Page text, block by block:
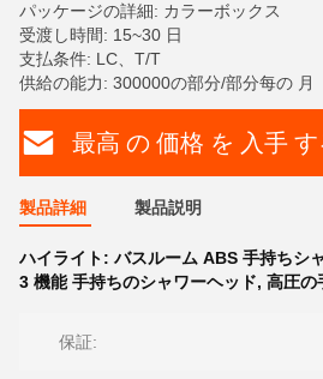
パッケージの詳細: カラーボックス
受渡し時間: 15~30 日
支払条件: LC、T/T
供給の能力: 300000の部分/部分每の 月
最高 の 価格 を 入手 す
製品詳細 製品説明
ハイライト: バスルーム ABS 手持ちシ
3 機能 手持ちのシャワーヘッド, 高圧の
保証: